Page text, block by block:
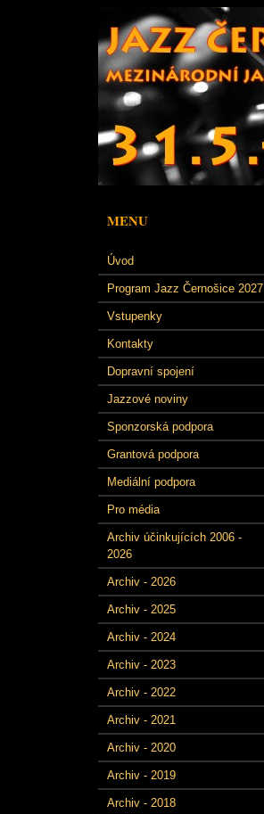
MENU
Úvod
Program Jazz Černošice 2027
Vstupenky
Kontakty
Dopravní spojení
Jazzové noviny
Sponzorská podpora
Grantová podpora
Mediální podpora
Pro média
Archiv účinkujících 2006 -
2026
Archiv - 2026
Archiv - 2025
Archiv - 2024
Archiv - 2023
Archiv - 2022
Archiv - 2021
Archiv - 2020
Archiv - 2019
Archiv - 2018